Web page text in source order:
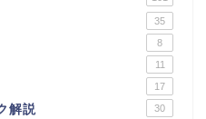
35
8
11
17
解説 30